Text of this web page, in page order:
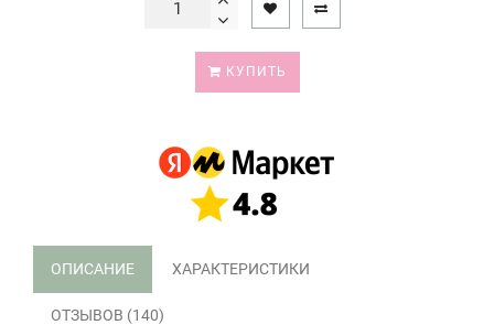
КУПИТЬ
ОПИСАНИЕ ХАРАКТЕРИСТИКИ
ОТЗЫВОВ (140)